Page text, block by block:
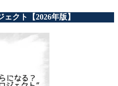
クト【2026年版】